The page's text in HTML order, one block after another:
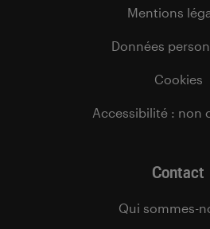
Mentions
Données
Cookies
Accessibilité : non
Contact
Qui sommes-